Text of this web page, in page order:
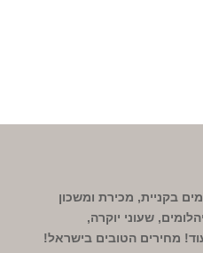
בקניית, מכירת ומשכון
שעוני יוקרה,
מחירים הטובים בישראל!